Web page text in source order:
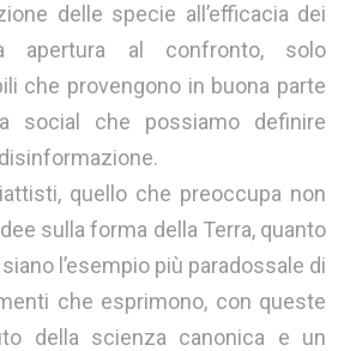
delle specie all’efficacia dei
apertura al confronto, solo
che provengono in buona parte
che possiamo definire
quello che preoccupa non
sulla forma della Terra, quanto
l’esempio più paradossale di
che esprimono, con queste
della scienza canonica e un